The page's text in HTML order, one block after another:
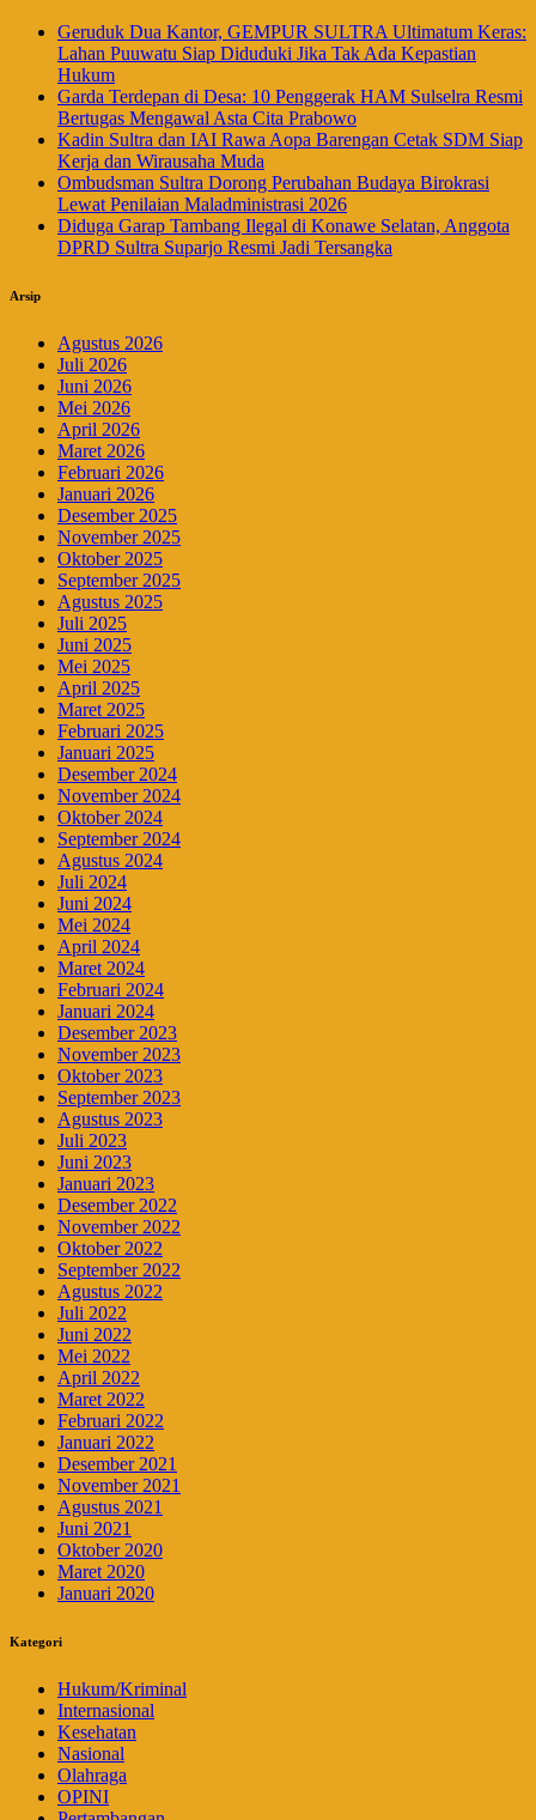
Geruduk Dua Kantor, GEMPUR SULTRA Ultimatum Keras:
Lahan Puuwatu Siap Diduduki Jika Tak Ada Kepastian
Hukum
Garda Terdepan di Desa: 10 Penggerak HAM Sulselra Resmi
Bertugas Mengawal Asta Cita Prabowo
Kadin Sultra dan IAI Rawa Aopa Barengan Cetak SDM Siap
Kerja dan Wirausaha Muda
Ombudsman Sultra Dorong Perubahan Budaya Birokrasi
Lewat Penilaian Maladministrasi 2026
Diduga Garap Tambang Ilegal di Konawe Selatan, Anggota
DPRD Sultra Suparjo Resmi Jadi Tersangka
Arsip
Agustus 2026
Juli 2026
Juni 2026
Mei 2026
April 2026
Maret 2026
Februari 2026
Januari 2026
Desember 2025
November 2025
Oktober 2025
September 2025
Agustus 2025
Juli 2025
Juni 2025
Mei 2025
April 2025
Maret 2025
Februari 2025
Januari 2025
Desember 2024
November 2024
Oktober 2024
September 2024
Agustus 2024
Juli 2024
Juni 2024
Mei 2024
April 2024
Maret 2024
Februari 2024
Januari 2024
Desember 2023
November 2023
Oktober 2023
September 2023
Agustus 2023
Juli 2023
Juni 2023
Januari 2023
Desember 2022
November 2022
Oktober 2022
September 2022
Agustus 2022
Juli 2022
Juni 2022
Mei 2022
April 2022
Maret 2022
Februari 2022
Januari 2022
Desember 2021
November 2021
Agustus 2021
Juni 2021
Oktober 2020
Maret 2020
Januari 2020
Kategori
Hukum/Kriminal
Internasional
Kesehatan
Nasional
Olahraga
OPINI